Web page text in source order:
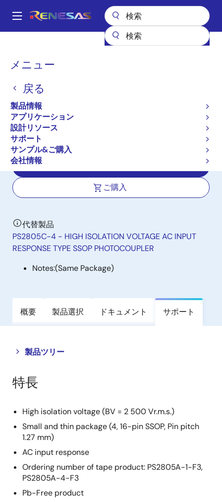
ン
Main
メニュー
戻る
製品情報
アプリケーション
設計リソース
サポート
サンプル&ご購入
会社情報
パ
く
ず
フォトカプラ（オプトカプラ）
PS2805A-4
新規採用非推奨品
HIGH ISOLATION VOLTAGE AC INPUT
RESPONSE TYPE SSOP
PHOTOCOUPLER
ご購入
代替製品
PS2805C-4 - HIGH ISOLATION VOLTAGE AC INPUT
RESPONSE TYPE SSOP PHOTOCOUPLER
Notes:(Same Package)
概要 製品選択 ドキュメント サポート
製品ツリー
Close
tree
menu
Open
tree
menu
特長
High isolation voltage (BV = 2 500 Vr.m.s.)
Small and thin package (4, 16-pin SSOP, Pin pitch
1.27 mm)
AC input response
Ordering number of tape product: PS2805A-1-F3,
PS2805A-4-F3
Pb-Free product